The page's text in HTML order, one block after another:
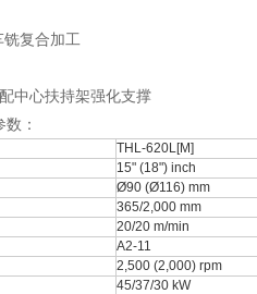
复合加工
中心扶持架强化支撑
：
THL-620L[M]
15" (18") inch
Ø90 (Ø116) mm
365/2,000 mm
20/20 m/min
A2-11
2,500 (2,000) rpm
45/37/30 kW